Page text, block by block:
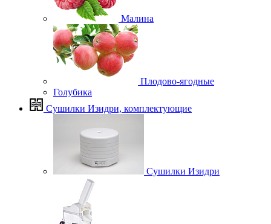
Малина
Плодово-ягодные
Голубика
Сушилки Изидри, комплектующие
Сушилки Изидри